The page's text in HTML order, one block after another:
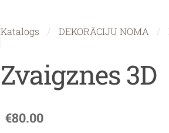
Katalogs DEKORĀCIJU NOMA
Zvaigznes 3D
€80.00